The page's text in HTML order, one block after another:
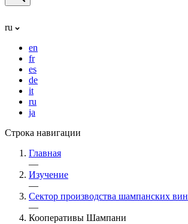
ru
en
fr
es
de
it
ru
ja
Строка навигации
Главная
—
Изучение
—
Сектор производства шампанских вин
—
Кооперативы Шампани